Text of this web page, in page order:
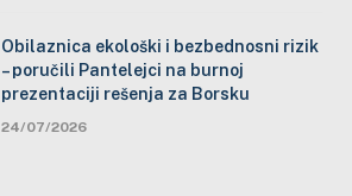
Obilaznica ekološki i bezbednosni rizik
– poručili Pantelejci na burnoj
prezentaciji rešenja za Borsku
24/07/2026